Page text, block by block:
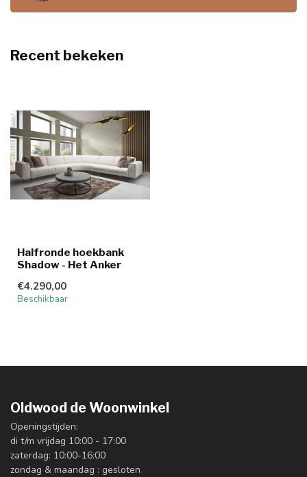
Recent bekeken
Halfronde hoekbank
Shadow - Het Anker
€4.290,00
Beschikbaar
Oldwood de Woonwinkel
Openingstijden:
di t/m vrijdag 10:00 - 17:00
zaterdag: 10:00-16:00
zondag & maandag : gesloten